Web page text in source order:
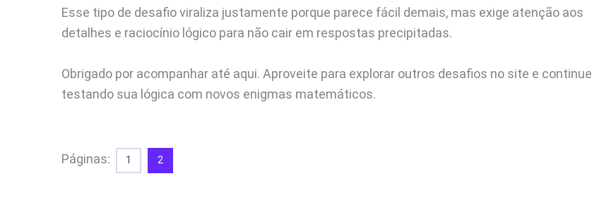
Esse tipo de desafio viraliza justamente porque parece fácil demais, mas exige atenção aos
detalhes e raciocínio lógico para não cair em respostas precipitadas.
Obrigado por acompanhar até aqui. Aproveite para explorar outros desafios no site e continue
testando sua lógica com novos enigmas matemáticos.
Páginas: 1 2